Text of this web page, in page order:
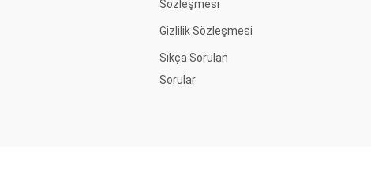
Sözleşmesi
Gizlilik Sözleşmesi
Sıkça Sorulan
Sorular